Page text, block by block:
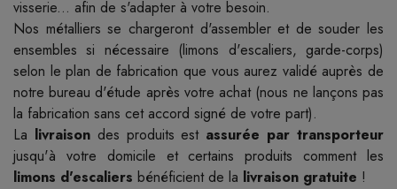
visserie... afin de s'adapter à votre besoin.
Nos métalliers se chargeront d'assembler et de souder les
ensembles si nécessaire (limons d'escaliers, garde-corps)
selon le plan de fabrication que vous aurez validé auprès de
notre bureau d'étude après votre achat (nous ne lançons pas
la fabrication sans cet accord signé de votre part).
La livraisondes produits est assurée par transporteur
jusqu'à votre domicile et certains produits comment les
limons d'escaliers bénéficient de la livraison gratuite !